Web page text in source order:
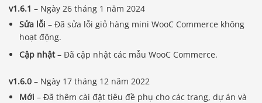
v1.6.1 – Ngày 26 tháng 1 năm 2024
Sửa lỗi – Đã sửa lỗi giỏ hàng mini WooC Commerce không
hoạt động.
Cập nhật– Đã cập nhật các mẫu WooC Commerce.
v1.6.0 – Ngày 17 tháng 12 năm 2022
Mới – Đã thêm cài đặt tiêu đề phụ cho các trang, dự án và